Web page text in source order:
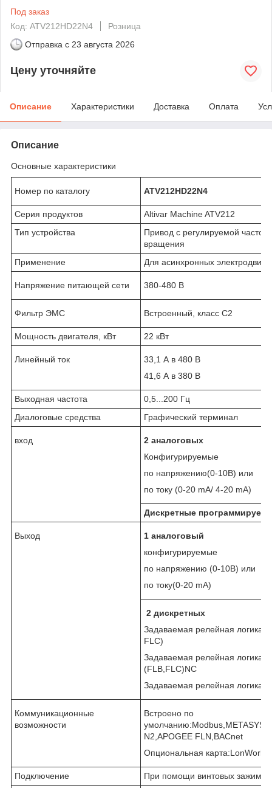
Под заказ
Код: ATV212HD22N4
Розница
Отправка с 23 августа 2026
Цену уточняйте
Описание Характеристики Доставка Оплата
Описание
Основные характеристики
Номер по каталогу ATV212HD22N4
Серия продуктов
Altivar Machine ATV212
Тип устройства
Привод с регулируемой
вращения
Применение
Для асинхронных
Напряжение питающей сети 380-480 B
Фильтр ЭМС Встроенный, класс C2
Мощность двигателя, кВт 22 кВт
Линейный ток
33,1 А в 480 В
41,6 А в 380 В
Выходная частота
0,5...200 Гц
Диалоговые средства
Графический терминал
вход
2 аналоговых
Конфигурируемые
по напряжению(0-10B) или
по току (0-20 mA/ 4-20 mA)
Дискретные
Выход
1 аналоговый
конфигурируемые
по напряжению (0-10B) или
по току(0-20 mA)
2 дискретных
Задаваемая релейная
FLC)
Задаваемая релейная логика:
(FLB,FLC)NC
Задаваемая релейная
Коммуникационные
возможности
Встроено по
умолчанию:Modbus,METASYS
N2,APOGEE FLN,BACnet
Опциональная карта:LonWorks
Подключение При помощи винтовых